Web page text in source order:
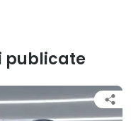
publicate